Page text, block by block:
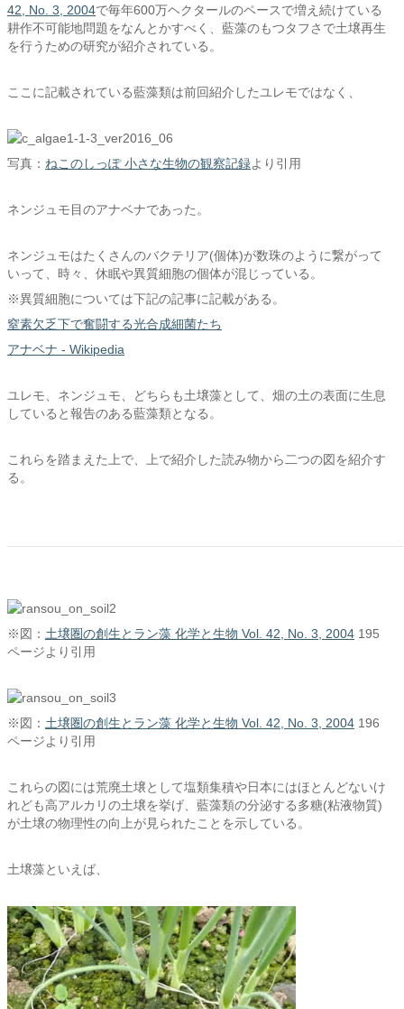
42, No. 3, 2004で毎年600万ヘクタールのペースで増え続けている
耕作不可能地問題をなんとかすべく、藍藻のもつタフさで土壌再生
を行うための研究が紹介されている。
ここに記載されている藍藻類は前回紹介したユレモではなく、
写真： ねこのしっぽ 小さな生物の観察記録より引用
ネンジュモ目のアナベナであった。
ネンジュモはたくさんのバクテリア(個体)が数珠のように繋がって
いって、時々、休眠や異質細胞の個体が混じっている。
※異質細胞については下記の記事に記載がある。
窒素欠乏下で奮闘する光合成細菌たち
アナベナ - Wikipedia
ユレモ、ネンジュモ、どちらも土壌藻として、畑の土の表面に生息
していると報告のある藍藻類となる。
これらを踏まえた上で、上で紹介した読み物から二つの図を紹介す
る。
※図： 土壌圏の創生とラン藻 化学と生物 Vol. 42, No. 3, 2004 195
ページより引用
※図： 土壌圏の創生とラン藻 化学と生物 Vol. 42, No. 3, 2004 196
ページより引用
これらの図には荒廃土壌として塩類集積や日本にはほとんどないけ
れども高アルカリの土壌を挙げ、藍藻類の分泌する多糖(粘液物質)
が土壌の物理性の向上が見られたことを示している。
土壌藻といえば、